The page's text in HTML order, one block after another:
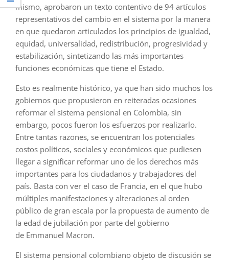
mismo, aprobaron un texto contentivo de 94 artículos
representativos del cambio en el sistema por la manera
en que quedaron articulados los principios de igualdad,
equidad, universalidad, redistribución, progresividad y
estabilización, sintetizando las más importantes
funciones económicas que tiene el Estado.
Esto es realmente histórico, ya que han sido muchos los
gobiernos que propusieron en reiteradas ocasiones
reformar el sistema pensional en Colombia, sin
embargo, pocos fueron los esfuerzos por realizarlo.
Entre tantas razones, se encuentran los potenciales
costos políticos, sociales y económicos que pudiesen
llegar a significar reformar uno de los derechos más
importantes para los ciudadanos y trabajadores del
país. Basta con ver el caso de Francia, en el que hubo
múltiples manifestaciones y alteraciones al orden
público de gran escala por la propuesta de aumento de
la edad de jubilación por parte del gobierno
de Emmanuel Macron.
El sistema pensional colombiano objeto de discusión se